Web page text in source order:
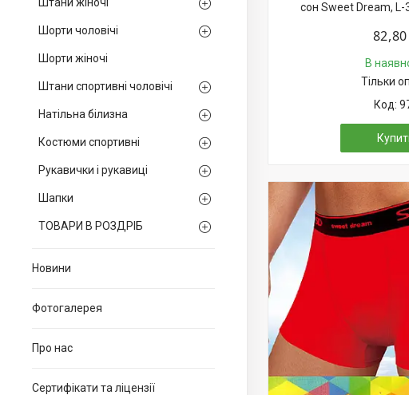
Шорти чоловічі
Шорти жіночі
Штани спортивні чоловічі
Натільна білизна
Костюми спортивні
Рукавички і рукавиці
Шапки
ТОВАРИ В РОЗДРІБ
Новини
Фотогалерея
Про нас
Сертифікати та ліцензії
сон Sweet Dream, L-
В
Тільки